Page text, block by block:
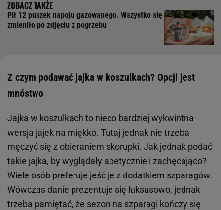
Pił 12 puszek napoju gazowanego. Wszystko się
zmieniło po zdjęciu z pogrzebu
Z czym podawać jajka w koszulkach? Opcji jest
mnóstwo
Jajka w koszulkach to nieco bardziej wykwintna
wersja jajek na miękko. Tutaj jednak nie trzeba
męczyć się z obieraniem skorupki. Jak jednak podać
takie jajka, by wyglądały apetycznie i zachęcająco?
Wiele osób preferuje jeść je z dodatkiem szparagów.
Wówczas danie prezentuje się luksusowo, jednak
trzeba pamiętać, że sezon na szparagi kończy się